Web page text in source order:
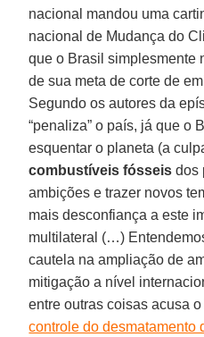
nacional mandou uma
nacional de Mudança do
que o Brasil simplesmente
de sua meta de corte de
Segundo os autores da
“penaliza” o país, já que o
esquentar o planeta (a
combustíveis fósseis dos
ambições e trazer novos
mais desconfiança a este
multilateral (…)
cautela na ampliação de
mitigação a nível
entre outras coisas acusa o
controle do desmatamento